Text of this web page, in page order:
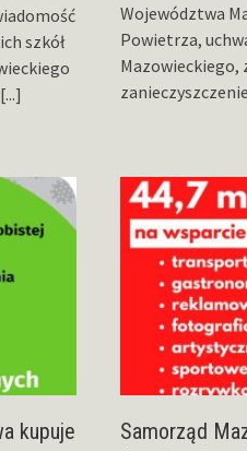
szkół
[...]
Województwa
Powietrza,
Mazowieckiego,
kupuje
Samorząd